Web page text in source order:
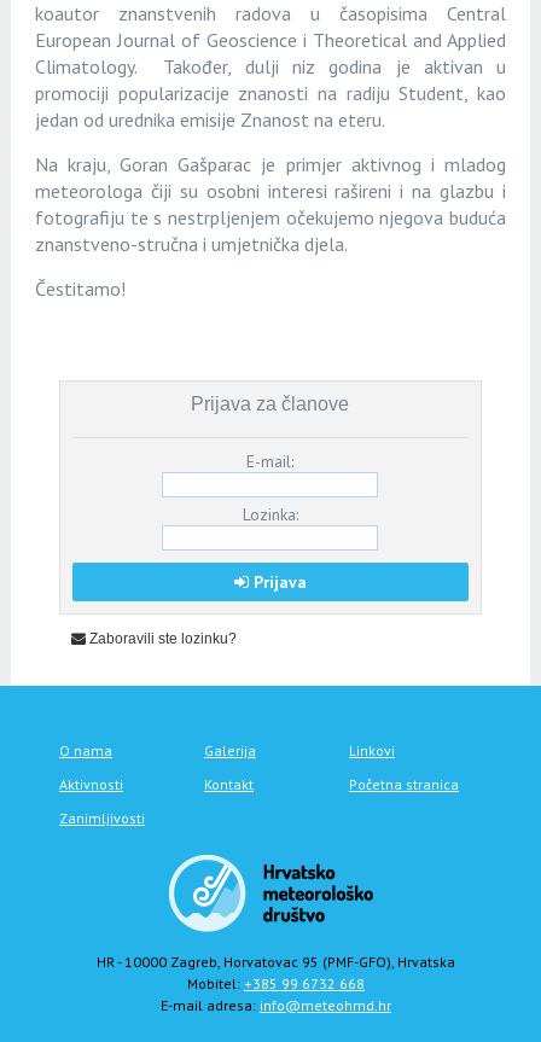
koautor znanstvenih radova u časopisima Central
European Journal of Geoscience i Theoretical and Applied
Climatology. Također, dulji niz godina je aktivan u
promociji popularizacije znanosti na radiju Student, kao
jedan od urednika emisije Znanost na eteru.
Na kraju, Goran Gašparac je primjer aktivnog i mladog
meteorologa čiji su osobni interesi rašireni i na glazbu i
fotografiju te s nestrpljenjem očekujemo njegova buduća
znanstveno-stručna i umjetnička djela.
Čestitamo!
Prijava za članove
E-mail:
Lozinka:
Prijava
Zaboravili ste lozinku?
O nama Galerija
Linkovi
Aktivnosti
Kontakt
Početna stranica
Zanimljivosti
HR - 10000 Zagreb, Horvatovac 95 (PMF-GFO), Hrvatska
Mobitel: +385 99 6732 668
E-mail adresa: info@meteohmd.hr